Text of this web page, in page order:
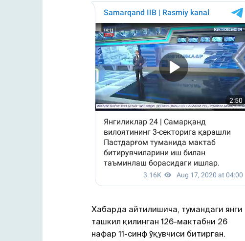
Хабарда айтилишича, тумандаги янги
ташкил қилинган 126-мактабни 26
нафар 11-синф ўқувчиси битирган.